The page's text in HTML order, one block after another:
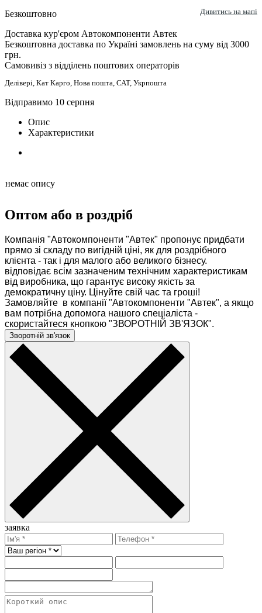
Безкоштовно
Дивитись на мапі
Доставка кур'єром Автокомпоненти Автек
Безкоштовна доставка по Україні замовлень на суму від 3000
грн.
Самовивіз з відділень поштових операторів
Делівері, Кат Карго, Нова пошта, САТ, Укрпошта
Відправимо 10 серпня
Опис
Характеристики
немає опису
Оптом або в роздріб
Компанія "Автокомпоненти "Автек" пропонує придбати
прямо зі складу по вигідній ціні, як для роздрібного
клієнта - так і для малого або великого бізнесу.
відповідає всім зазначеним технічним характеристикам
від виробника, що гарантує високу якість за
демократичну ціну. Цінуйте свій час та гроші!
Замовляйте в компанії "Автокомпоненти "Автек", а якщо
вам потрібна допомога нашого спеціаліста -
скористайтеся кнопкою "ЗВОРОТНІЙ ЗВ'ЯЗОК".
Зворотній зв'язок
заявка